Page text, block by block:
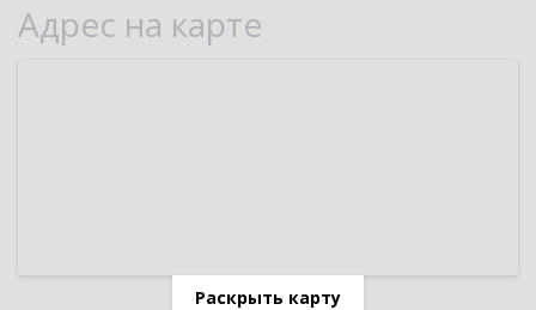
Адрес на карте
Раскрыть карту